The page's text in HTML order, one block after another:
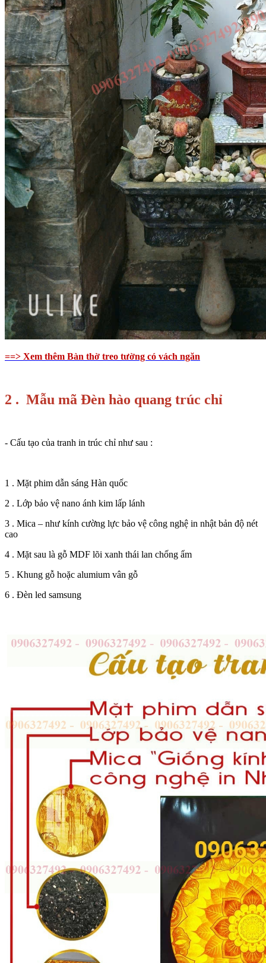
==> Xem thêm Bàn thờ treo tường có vách ngăn
2 . Mẫu mã Đèn hào quang trúc chỉ
- Cấu tạo của tranh in trúc chỉ như sau :
1 . Mặt phim dẫn sáng Hàn quốc
2 . Lớp bảo vệ nano ánh kim lấp lánh
3 . Mica – như kính cường lực bảo vệ công nghệ in nhật bản độ nét
cao
4 . Mặt sau là gỗ MDF lõi xanh thái lan chống ẩm
5 . Khung gỗ hoặc alumium vân gỗ
6 . Đèn led samsung